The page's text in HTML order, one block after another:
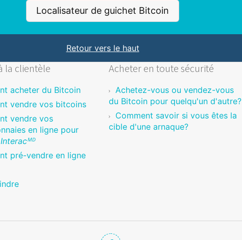
Localisateur de guichet Bitcoin
Retour vers le haut
la clientèle
acheter du Bitcoin
vendre vos bitcoins
vendre vos
en ligne pour
Interacᴹᴰ
pré-vendre en ligne
Acheter en toute sécurité
Achetez-vous ou vendez-vous
du Bitcoin pour quelqu'un d'autre?
Comment savoir si vous êtes la
cible d'une arnaque?